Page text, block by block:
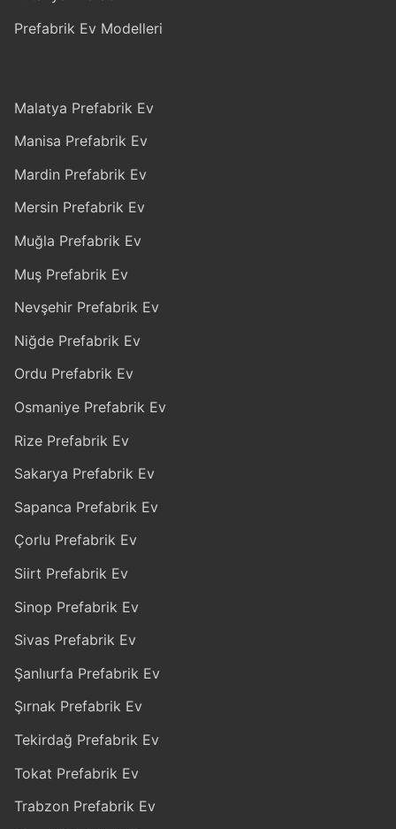
Prefabrik Ev Modelleri
Malatya Prefabrik Ev
Manisa Prefabrik Ev
Mardin Prefabrik Ev
Mersin Prefabrik Ev
Muğla Prefabrik Ev
Muş Prefabrik Ev
Nevşehir Prefabrik Ev
Niğde Prefabrik Ev
Ordu Prefabrik Ev
Osmaniye Prefabrik Ev
Rize Prefabrik Ev
Sakarya Prefabrik Ev
Sapanca Prefabrik Ev
Çorlu Prefabrik Ev
Siirt Prefabrik Ev
Sinop Prefabrik Ev
Sivas Prefabrik Ev
Şanlıurfa Prefabrik Ev
Şırnak Prefabrik Ev
Tekirdağ Prefabrik Ev
Tokat Prefabrik Ev
Trabzon Prefabrik Ev